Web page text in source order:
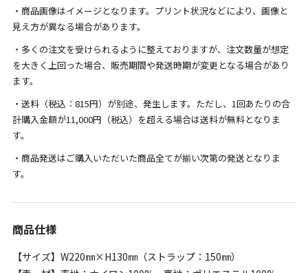
・商品画像はイメージとなります。プリント状況などにより、画像と
見え方が異なる場合があります。
・多くの注文を受けられるように整えておりますが、注文数量が想定
を大きく上回った場合、販売期間や発送時期が変更となる場合があり
ます。
・送料（税込：815円）が別途、発生します。ただし、1回あたりの合
計購入金額が11,000円（税込）を超える場合は送料が無料となりま
す。
・商品発送はご購入いただいた商品全てが揃い次第の発送となりま
す。
商品仕様
【サイズ】W220㎜×H130㎜（ストラップ：150㎜）